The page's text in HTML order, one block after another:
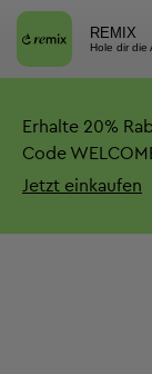
REMIX
Hole dir die
Erhalte 20%
Code
Jetzt einkaufen